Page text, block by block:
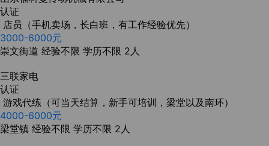
认证
店员（手机卖场，长白班，有工作经验优先）
3000-6000元
崇文街道 经验不限 学历不限 2人
三联家电
认证
游戏代练（可当天结算，新手可培训，梁堂以及南环）
4000-6000元
梁堂镇 经验不限 学历不限 2人